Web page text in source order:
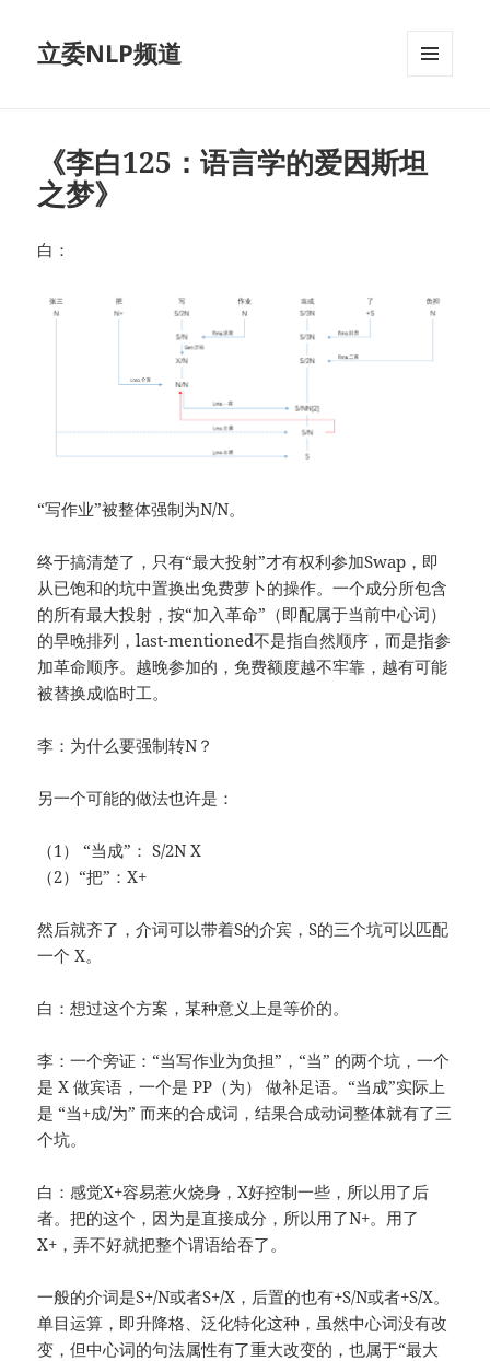
立委NLP频道
《李白125：语言学的爱因斯坦
之梦》
白：
“写作业”被整体强制为N/N。
终于搞清楚了，只有“最大投射”才有权利参加Swap，即
从已饱和的坑中置换出免费萝卜的操作。一个成分所包含
的所有最大投射，按“加入革命”（即配属于当前中心词）
的早晚排列，last-mentioned不是指自然顺序，而是指参
加革命顺序。越晚参加的，免费额度越不牢靠，越有可能
被替换成临时工。
李：为什么要强制转N？
另一个可能的做法也许是：
（1） “当成”： S/2N X
（2）“把”：X+
然后就齐了，介词可以带着S的介宾，S的三个坑可以匹配
一个 X。
白：想过这个方案，某种意义上是等价的。
李：一个旁证：“当写作业为负担”，“当” 的两个坑，一个
是 X 做宾语，一个是 PP（为） 做补足语。“当成”实际上
是 “当+成/为” 而来的合成词，结果合成动词整体就有了三
个坑。
白：感觉X+容易惹火烧身，X好控制一些，所以用了后
者。把的这个，因为是直接成分，所以用了N+。用了
X+，弄不好就把整个谓语给吞了。
一般的介词是S+/N或者S+/X，后置的也有+S/N或者+S/X。
单目运算，即升降格、泛化特化这种，虽然中心词没有改
变，但中心词的句法属性有了重大改变的，也属于“最大